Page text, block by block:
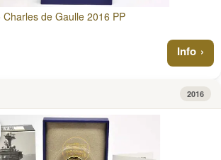
de Gaulle 2016 PP
Info
2016